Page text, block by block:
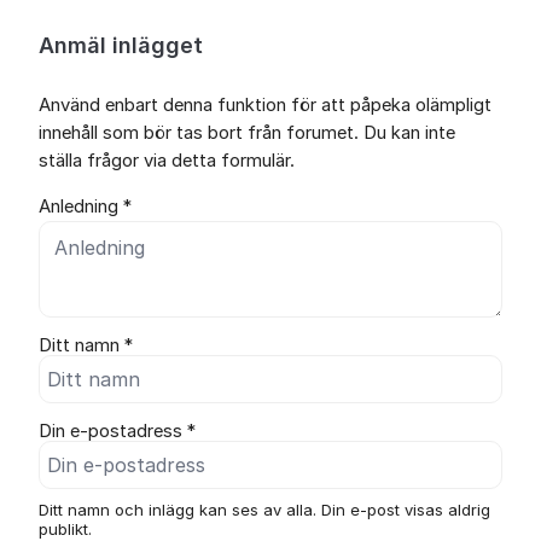
Anmäl inlägget
Använd enbart denna funktion för att påpeka olämpligt
innehåll som bör tas bort från forumet. Du kan inte
ställa frågor via detta formulär.
Anledning *
Ditt namn *
Din e-postadress *
Ditt namn och inlägg kan ses av alla. Din e-post visas aldrig
publikt.